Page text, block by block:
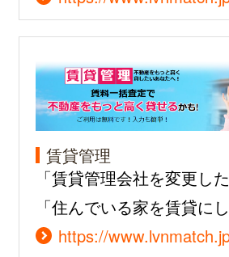
賃貸管理
「賃貸管理会社を変更した
「住んでいる家を賃貸に
https://